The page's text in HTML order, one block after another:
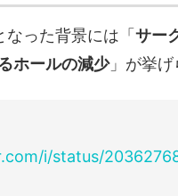
った背景には「 サー
ホールの減少」が挙げ
i/status/